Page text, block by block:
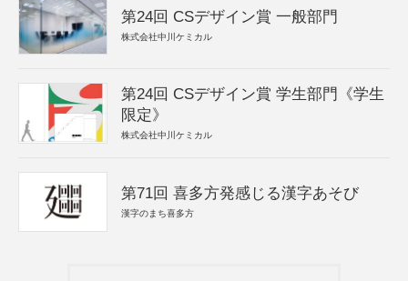
第24回 CSデザイン賞 一般部門
株式会社中川ケミカル
第24回 CSデザイン賞 学生部門《学生
限定》
株式会社中川ケミカル
第71回 喜多方発感じる漢字あそび
漢字のまち喜多方